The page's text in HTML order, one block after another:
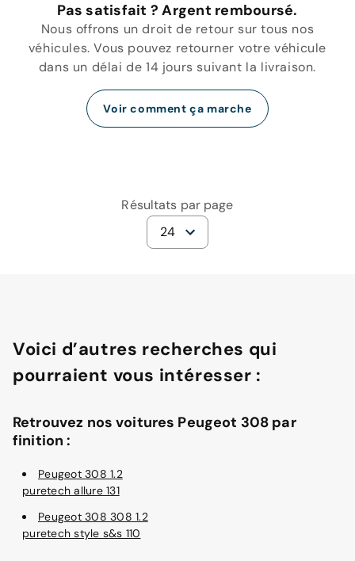
Pas satisfait ? Argent remboursé.
Nous offrons un droit de retour sur tous nos
véhicules. Vous pouvez retourner votre véhicule
dans un délai de 14 jours suivant la livraison.
Voir comment ça marche
Résultats par page
24
Voici d’autres recherches qui
pourraient vous intéresser :
Retrouvez nos voitures Peugeot 308 par
finition :
Peugeot 308 1.2
puretech allure 131
Peugeot 308 308 1.2
puretech style s&s 110